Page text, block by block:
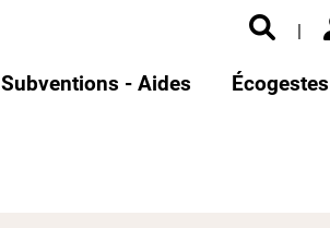
|
Subventions - Aides Écogestes